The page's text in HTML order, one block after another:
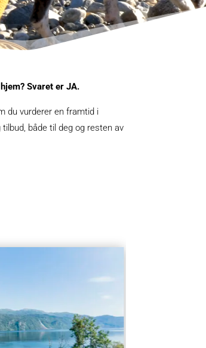
Svaret er JA.
du vurderer en framtid i
både til deg og resten av